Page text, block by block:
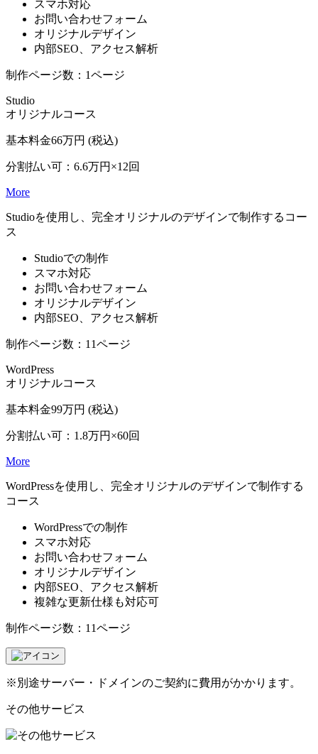
スマホ対応
お問い合わせフォーム
オリジナルデザイン
内部SEO、アクセス解析
制作ページ数：1ページ
Studio
オリジナルコース
基本料金66万円 (税込)
分割払い可：6.6万円×12回
More
Studioを使用し、完全オリジナルのデザインで制作するコー
ス
Studioでの制作
スマホ対応
お問い合わせフォーム
オリジナルデザイン
内部SEO、アクセス解析
制作ページ数：11ページ
WordPress
オリジナルコース
基本料金99万円 (税込)
分割払い可：1.8万円×60回
More
WordPressを使用し、完全オリジナルのデザインで制作する
コース
WordPressでの制作
スマホ対応
お問い合わせフォーム
オリジナルデザイン
内部SEO、アクセス解析
複雑な更新仕様も対応可
制作ページ数：11ページ
※別途サーバー・ドメインのご契約に費用がかかります。
その他サービス